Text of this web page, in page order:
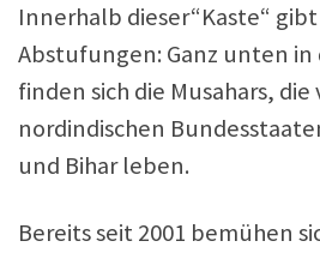
Innerhalb dieser“Kaste“
Abstufungen: Ganz unten in
finden sich die Musahars,
nordindischen
und Bihar leben.
Bereits seit 2001 bemühen